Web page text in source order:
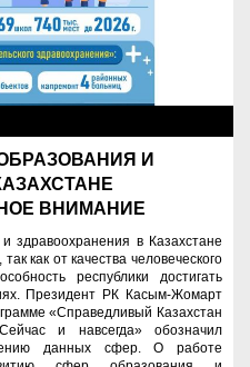
И
ВНИМАНИЕ
здравоохранения в Казахстане
как от качества человеческого
республики достигать
Президент РК Касым-Жомарт
«Справедливый Казахстан
и навсегда» обозначил
данных сфер. О работе